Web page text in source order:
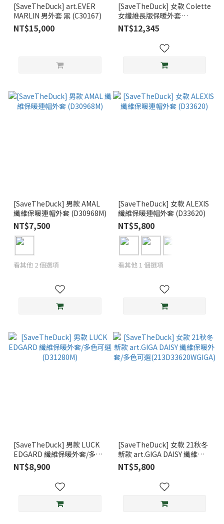
[SaveTheDuck] art.EVER
MARLIN 男外套 黑 (C30167)
NT$15,000
[SaveTheDuck] 女款 Colette
女纖維長版保暖外套
(D40270W)
NT$12,345
[SaveTheDuck] 男款 AMAL
纖維保暖連帽外套 (D30968M)
NT$7,500
看其他 2 個選項
[SaveTheDuck] 女款 ALEXIS
纖維保暖連帽外套 (D33620)
NT$5,800
看其他 1 個選項
[SaveTheDuck] 男款 LUCK
EDGARD 纖維保暖外套/多色
可選(D31280M)
NT$8,900
[SaveTheDuck] 女款 21秋冬
新款 art.GIGA DAISY 纖維保
暖外套/多色可選
(213D33620WGIGA)
NT$5,800